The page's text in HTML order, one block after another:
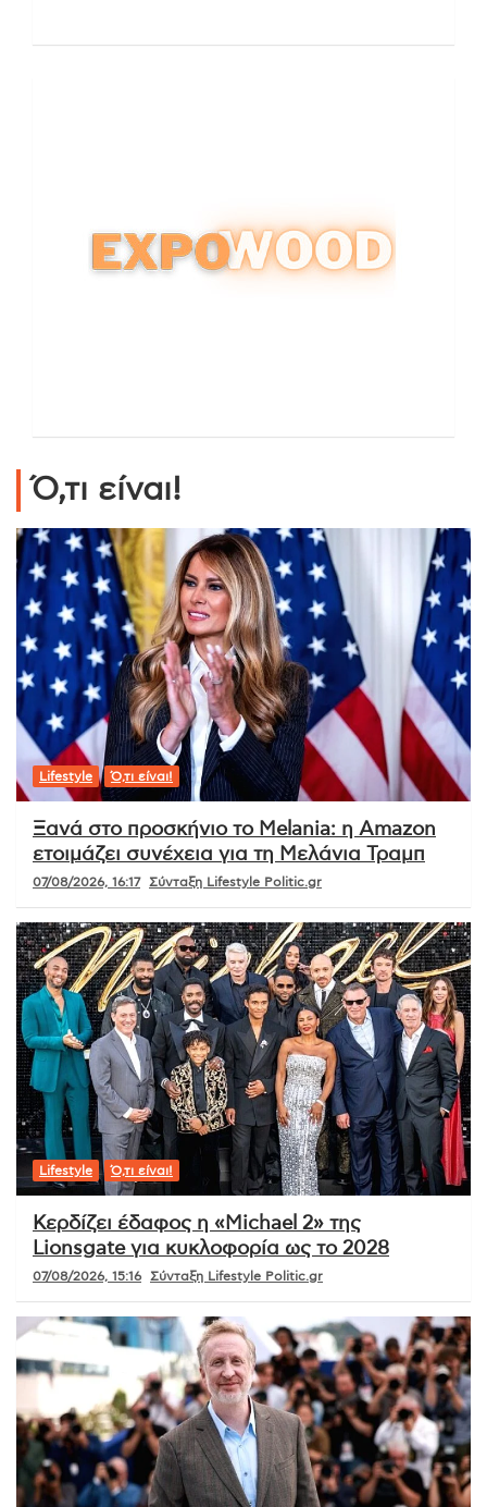
Ό,τι είναι!
Lifestyle Ό,τι είναι!
Ξανά στο προσκήνιο το Melania: η Amazon
ετοιμάζει συνέχεια για τη Μελάνια Τραμπ
07/08/2026, 16:17 Σύνταξη Lifestyle Politic.gr
Lifestyle Ό,τι είναι!
Κερδίζει έδαφος η «Michael 2» της
Lionsgate για κυκλοφορία ως το 2028
07/08/2026, 15:16 Σύνταξη Lifestyle Politic.gr